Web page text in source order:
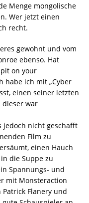
Menge mongolische
Wer jetzt einen
recht.
gewohnt und vom
ebenso. Hat
on your
habe ich mit „Cyber
einen seiner letzten
dieser war
jedoch nicht geschafft
Film zu
einen Hauch
die Suppe zu
Spannungs- und
mit Monsteraction
Flanery und